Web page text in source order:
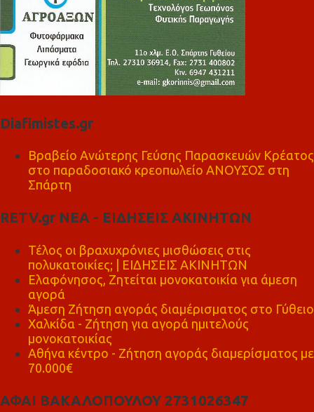
Diafimistes.gr
Βραβείο Ανώτερης Γεύσης Παρασκευών Κρέατος
στο παραδοσιακό κρεοπωλείο ΑΝΟΥΣΟΣ στη
Σπάρτη
RETV.gr ΝΕΑ - ΕΙΔΗΣΕΙΣ ΑΚΙΝΗΤΩΝ
Τέλος οι βραχυχρόνιες μισθώσεις στις
πολυκατοικίες; | ΕΙΔΗΣΕΙΣ ΑΚΙΝΗΤΩΝ
Ελαφόνησος, Ζητείται μονοκατοικία για άμεση
αγορά
Άμεση Ζήτηση αγοράς διαμέρισματος στο Γύθειο
Χαλκίδα - Ζήτηση για αγορά ημιτελούς
μονοκατοικίας
Αθήνα κέντρο - Ζήτηση αγοράς διαμερίσματος με
70.000€
ΑΦΑΙ ΒΑΚΑΛΟΠΟΥΛΟΥ 2731026347